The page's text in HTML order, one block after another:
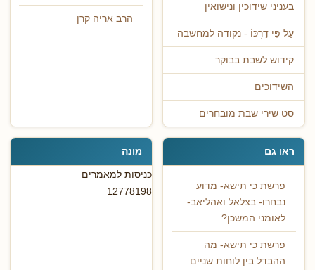
בעניני שידוכין ונישואין
עַל פִּי דַרְכּוֹ - נקודה למחשבה
קידוש לשבת בבוקר
השידוכים
סט שירי שבת מובחרים
הרב אריה קרן
ראו גם
פרשת כי תישא- מדוע
נבחרו- בצלאל ואהליאב-
לאומני המשכן?
פרשת כי תישא- מה
ההבדל בין לוחות שניים
מונה
כניסות למאמרים
12778198